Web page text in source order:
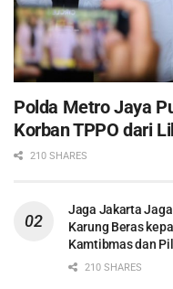
Polda Metro Jaya
Korban TPPO dari
210 SHARES
Jaga Jakarta
Karung Beras
Kamtibmas dan
210 SHARES